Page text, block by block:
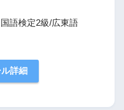
語検定2級/広東語
詳細